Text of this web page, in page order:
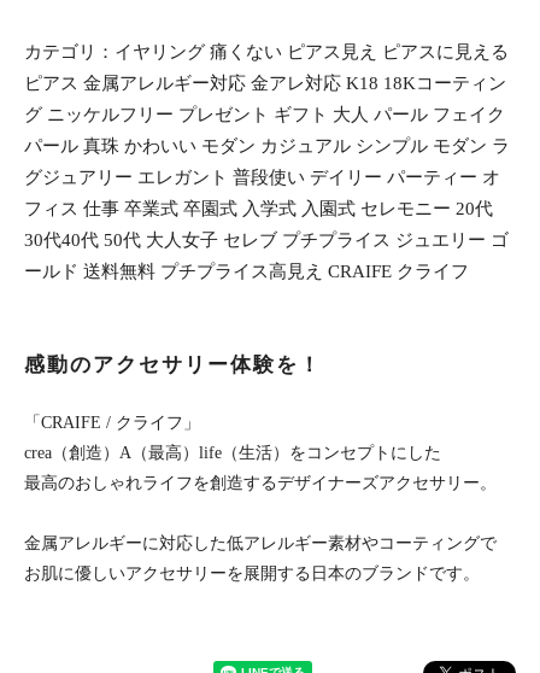
カテゴリ：イヤリング 痛くない ピアス見え ピアスに見える
ピアス 金属アレルギー対応 金アレ対応 K18 18Kコーティン
グ ニッケルフリー プレゼント ギフト 大人 パール フェイク
パール 真珠 かわいい モダン カジュアル シンプル モダン ラ
グジュアリー エレガント 普段使い デイリー パーティー オ
フィス 仕事 卒業式 卒園式 入学式 入園式 セレモニー 20代
30代40代 50代 大人女子 セレブ プチプライス ジュエリー ゴ
ールド 送料無料 プチプライス高見え CRAIFE クライフ
感動のアクセサリー体験を！
「CRAIFE / クライフ」
crea（創造）A（最高）life（生活）をコンセプトにした
最高のおしゃれライフを創造するデザイナーズアクセサリー。
金属アレルギーに対応した低アレルギー素材やコーティングで
お肌に優しいアクセサリーを展開する日本のブランドです。